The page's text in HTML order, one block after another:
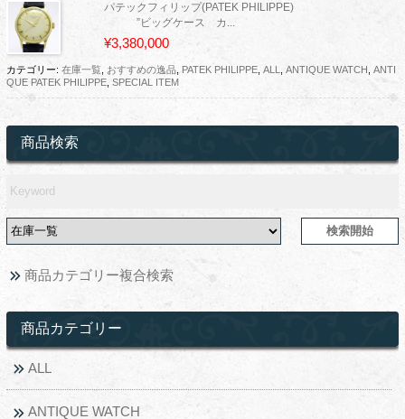
パテックフィリップ(PATEK PHILIPPE)
”ビッグケース カ...
¥3,380,000
カテゴリー: 在庫一覧, おすすめの逸品, PATEK PHILIPPE, ALL ANTIQUE WATCH
ANTI
QUE PATEK PHILIPPE, SPECIAL ITEM
商品検索
商品カテゴリー複合検索
商品カテゴリー
ALL
ANTIQUE WATCH